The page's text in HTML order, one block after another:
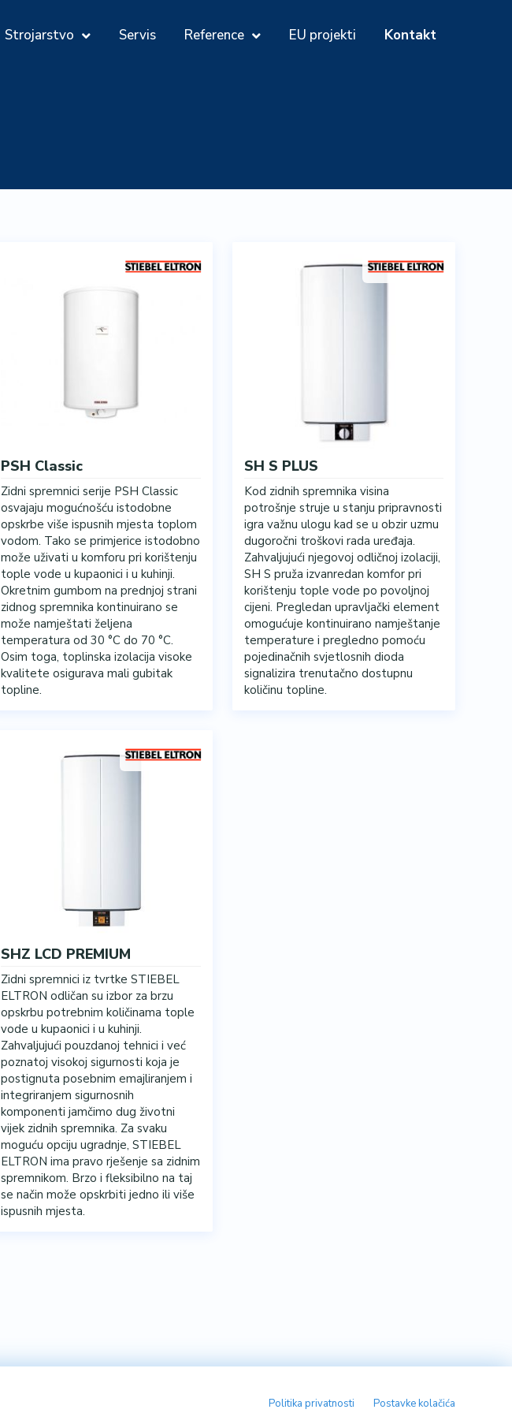
Strojarstvo Servis Reference EU projekti Kontakt
PSH Classic
Zidni spremnici serije PSH Classic
osvajaju mogućnošću istodobne
opskrbe više ispusnih mjesta toplom
vodom. Tako se primjerice istodobno
može uživati u komforu pri korištenju
tople vode u kupaonici i u kuhinji.
Okretnim gumbom na prednjoj strani
zidnog spremnika kontinuirano se
može namještati željena
temperatura od 30 °C do 70 °C.
Osim toga, toplinska izolacija visoke
kvalitete osigurava mali gubitak
topline.
SH S PLUS
Kod zidnih spremnika visina
potrošnje struje u stanju pripravnosti
igra važnu ulogu kad se u obzir uzmu
dugoročni troškovi rada uređaja.
Zahvaljujući njegovoj odličnoj izolaciji,
SH S pruža izvanredan komfor pri
korištenju tople vode po povoljnoj
cijeni. Pregledan upravljački element
omogućuje kontinuirano namještanje
temperature i pregledno pomoću
pojedinačnih svjetlosnih dioda
signalizira trenutačno dostupnu
količinu topline.
SHZ LCD PREMIUM
Zidni spremnici iz tvrtke STIEBEL
ELTRON odličan su izbor za brzu
opskrbu potrebnim količinama tople
vode u kupaonici i u kuhinji.
Zahvaljujući pouzdanoj tehnici i već
poznatoj visokoj sigurnosti koja je
postignuta posebnim emajliranjem i
integriranjem sigurnosnih
komponenti jamčimo dug životni
vijek zidnih spremnika. Za svaku
moguću opciju ugradnje, STIEBEL
ELTRON ima pravo rješenje sa zidnim
spremnikom. Brzo i fleksibilno na taj
se način može opskrbiti jedno ili više
ispusnih mjesta.
Politika privatnosti Postavke kolačića